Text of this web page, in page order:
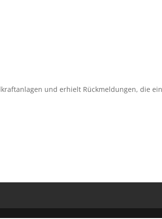
und erhielt Rückmeldungen, die